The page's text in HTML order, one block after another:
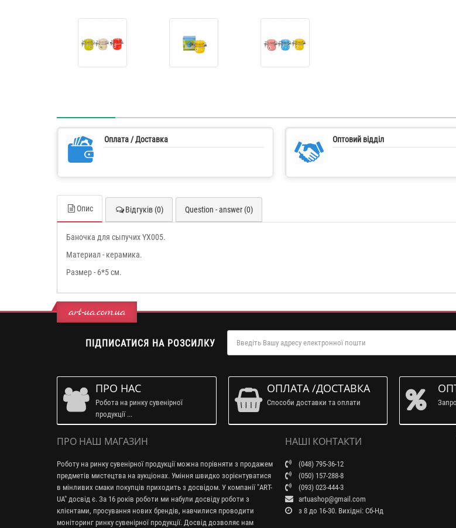
Оплата / Доставка Оптовий відділ
Опис Відгуків (0) Question - answer (0)
Баночка для сыпучих YX005.
Материал - керамика.
Размер - 6*5 см.
art-ua.com.ua
ПІДПИСАТИСЯ НА РОЗСИЛКУ
ПРО НАС
Робота на ринку сувенірної
продукції ...
ОПЛАТА /ДОСТАВКА
Способи доставки та оплати
ПРО НАШ МАГАЗИН
Роботу на ринку сувенірної продукції можна порівняти з продажем
предметів мистецтва на аукціонах. Уміння швидко зорієнтуватися
в мінливих смаки покупців приходить з досвідом. У компанії "ART-
UA" досвід є. За 16 років роботи ми набули досвіду роботи з
клієнтами, просування нових брендів, навчилися проводити
моніторинг ринку сувенірної продукції. Досвід дозволяє нам
НАШІ КОНТАКТИ
(048) 795-36-12
(050) 157-288-8
(093) 023-444-3
artuashop@gmail.com
з 8 до 16-30. Вихідні: Сб-Нд